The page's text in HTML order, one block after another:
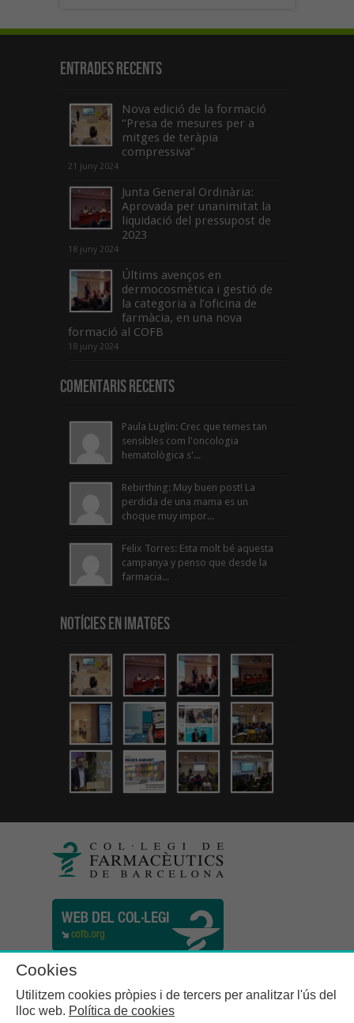
Entrades recents
Nova edició de la formació
“Presa de mesures per a
mitges de teràpia
compressiva”
21 juny 2024
Junta General Ordinària:
Aprovada per unanimitat la
liquidació del pressupost de
2023
18 juny 2024
Últims avenços en
dermocosmètica i gestió de
la categoria a l’oficina de
farmàcia, en una nova
formació al COFB
18 juny 2024
Comentaris Recents
Paula Luglin: Crec que temes tan
sensibles com l'oncologia
hematològica s'...
Rebirthing: Muy buen post! La
perdida de una mama es un
choque muy impor...
Felix Torres: Esta molt bé aquesta
campanya y penso que desde la
farmacia...
Notícies en Imatges
Cookies
Utilitzem cookies pròpies i de tercers per analitzar l'ús del
lloc web. Política de cookies